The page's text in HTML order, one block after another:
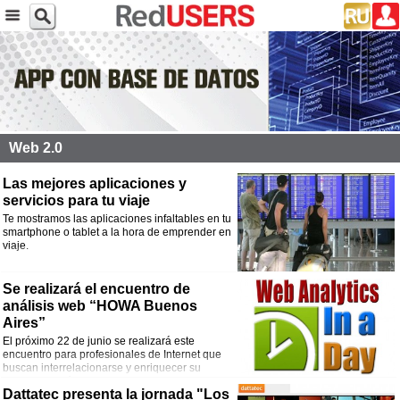
Web 2.0
Las mejores aplicaciones y
servicios para tu viaje
Te mostramos las aplicaciones infaltables en tu
smartphone o tablet a la hora de emprender en
viaje.
Se realizará el encuentro de
análisis web “HOWA Buenos
Aires”
El próximo 22 de junio se realizará este
encuentro para profesionales de Internet que
buscan interrelacionarse y enriquecer su
compañías de Web Analytics.
Dattatec presenta la jornada "Los